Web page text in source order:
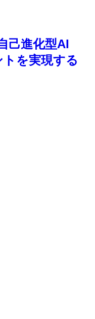
己進化型AI
を実現する